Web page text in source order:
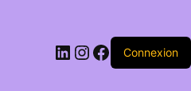
LinkedIn
Instagram
Facebook
Connexion